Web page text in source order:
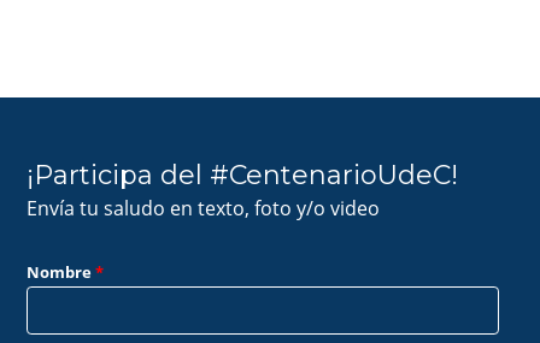
¡Participa del #CentenarioUdeC!
Envía tu saludo en texto, foto y/o video
Nombre*